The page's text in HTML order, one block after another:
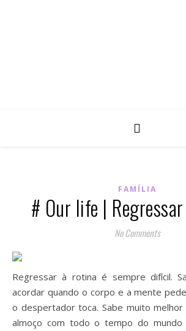
FAMÍLIA
# Our life |
No Comments
Regressar à rotina é sempre difícil.
acordar quando o corpo e a mente
o despertador toca. Sabe muito
almoço com todo o tempo do